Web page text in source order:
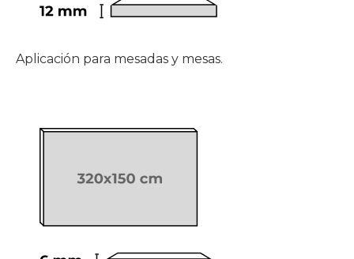
Aplicación para mesadas y mesas.